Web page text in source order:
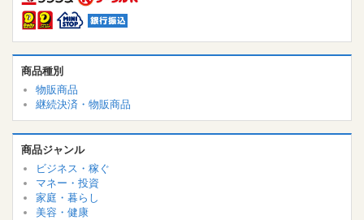
商品種別
物販商品
継続決済・物販商品
商品ジャンル
ビジネス・稼ぐ
マネー・投資
家庭・暮らし
美容・健康